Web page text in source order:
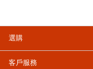
選購
客戶服務